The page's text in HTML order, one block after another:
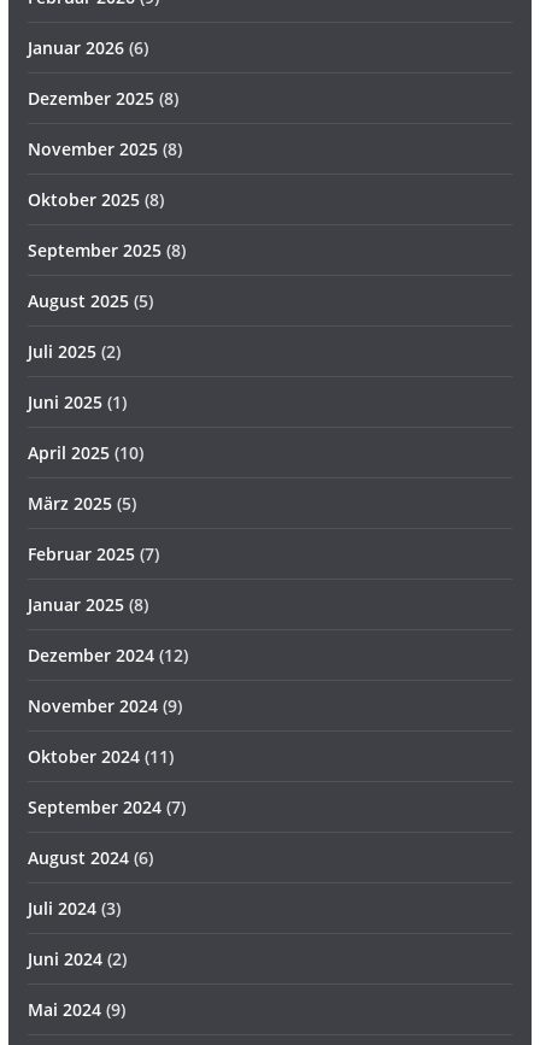
Januar 2026(6)
Dezember 2025(8)
November 2025(8)
Oktober 2025(8)
September 2025(8)
August 2025(5)
Juli 2025(2)
Juni 2025(1)
April 2025(10)
März 2025(5)
Februar 2025(7)
Januar 2025(8)
Dezember 2024(12)
November 2024(9)
Oktober 2024(11)
September 2024(7)
August 2024(6)
Juli 2024(3)
Juni 2024(2)
Mai 2024(9)